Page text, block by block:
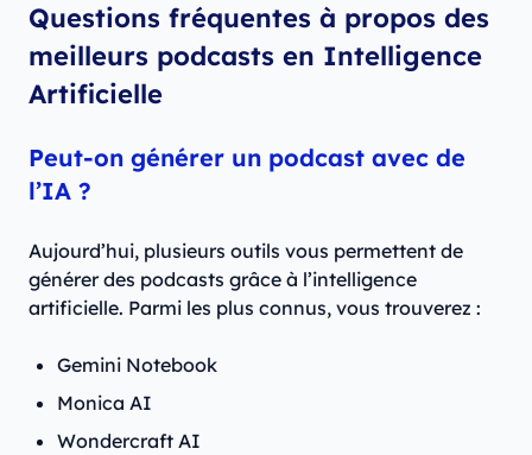
Questions fréquentes à propos des
meilleurs podcasts en Intelligence
Artificielle
Peut-on générer un podcast avec de
l’IA ?
Aujourd’hui, plusieurs outils vous permettent de
générer des podcasts grâce à l’intelligence
artificielle. Parmi les plus connus, vous trouverez :
Gemini Notebook
Monica AI
Wondercraft AI